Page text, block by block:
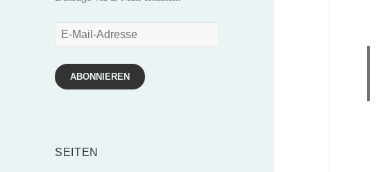
E-
Adresse
ABONNIEREN
SEITEN